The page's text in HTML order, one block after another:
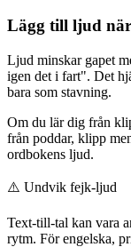
Lägg till ljud
Ljud minskar gapet
igen det i fart". Det
bara som stavning.
Om du lär dig från
från poddar, klipp
ordbokens ljud.
⚠️ Undvik fejk-ljud
Text-till-tal kan vara
rytm. För engelska,